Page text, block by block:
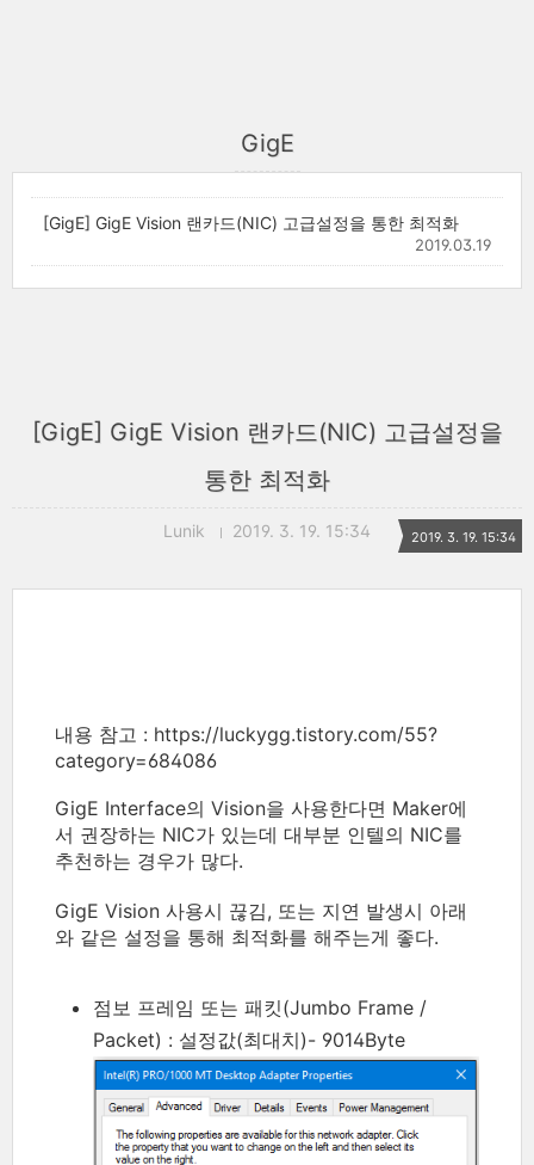
GigE
[GigE] GigE Vision 랜카드(NIC) 고급설정을 통한 최적화
2019.03.19
[GigE] GigE Vision 랜카드(NIC) 고급설정을
통한 최적화
Lunik 2019. 3. 19. 15:34 2019. 3. 19. 15:34
내용 참고 : https://luckygg.tistory.com/55?
category=684086
GigE Interface의 Vision을 사용한다면 Maker에
서 권장하는 NIC가 있는데 대부분 인텔의 NIC를
추천하는 경우가 많다.
GigE Vision 사용시 끊김, 또는 지연 발생시 아래
와 같은 설정을 통해 최적화를 해주는게 좋다.
점보 프레임 또는 패킷(Jumbo Frame /
Packet) : 설정값(최대치)- 9014Byte